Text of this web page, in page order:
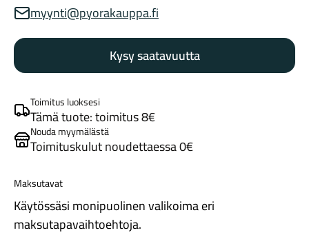
Maastosähköpyörät
Myynnin sähköposti
myynti@pyorakauppa.fi
Kysy saatavuutta
Toimitus luoksesi
Tämä tuote: toimitus 8€
Nouda myymälästä
Toimituskulut noudettaessa 0€
Maksutavat
Käytössäsi monipuolinen valikoima eri
maksutapavaihtoehtoja.